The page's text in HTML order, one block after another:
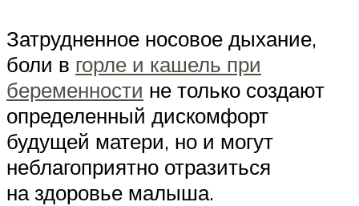
Затрудненное носовое дыхание,
боли в горле и кашель при
беременности не только создают
определенный дискомфорт
будущей матери, но и могут
неблагоприятно отразиться
на здоровье малыша.